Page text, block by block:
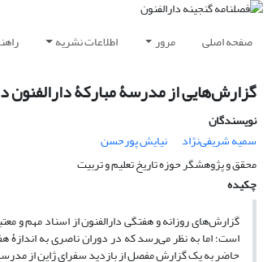
صفحه اصلی مرور اطلاعات نشریه
گزارش‌هایی از مدرسۀ مبارکۀ
نویسندگان
سمیه شریفی‌‌نژاد
نیایش پورحسن
محقق و پژوهشگر حوزه تاریخ تعلیم و تربیت
چکیده
گزارش‌های روزانه و هفتگی دارالفنون از اسناد مهم و
است؛ اما به نظر می‌رسد که در دوران ناصری به
حاضر به یک گزارش مفصل از بازدید سفرای ژاپن از